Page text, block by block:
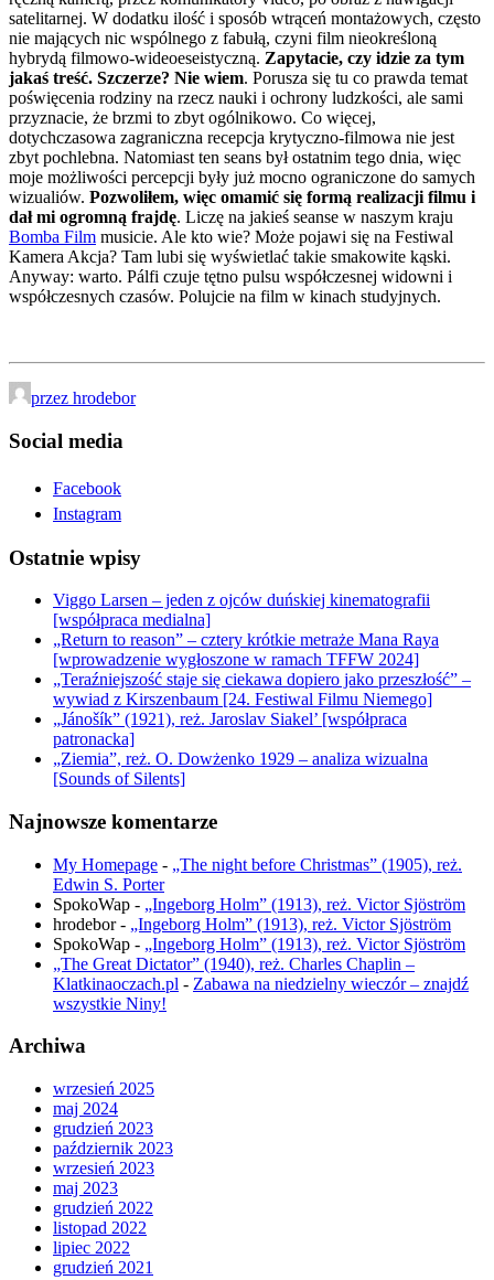
satelitarnej. W dodatku ilość i sposób wtrąceń montażowych, często
nie mających nic wspólnego z fabułą, czyni film nieokreśloną
hybrydą filmowo-wideoeseistyczną. Zapytacie, czy idzie za tym
jakaś treść. Szczerze? Nie wiem. Porusza się tu co prawda temat
poświęcenia rodziny na rzecz nauki i ochrony ludzkości, ale sami
przyznacie, że brzmi to zbyt ogólnikowo. Co więcej,
dotychczasowa zagraniczna recepcja krytyczno-filmowa nie jest
zbyt pochlebna. Natomiast ten seans był ostatnim tego dnia, więc
moje możliwości percepcji były już mocno ograniczone do samych
wizualiów. Pozwoliłem, więc omamić się formą realizacji filmu i
dał mi ogromną frajdę. Liczę na jakieś seanse w naszym kraju
Bomba Film musicie. Ale kto wie? Może pojawi się na Festiwal
Kamera Akcja? Tam lubi się wyświetlać takie smakowite kąski.
Anyway: warto. Pálfi czuje tętno pulsu współczesnej widowni i
współczesnych czasów. Polujcie na film w kinach studyjnych.
przez hrodebor
Social media
Facebook
Instagram
Ostatnie wpisy
Viggo Larsen – jeden z ojców duńskiej kinematografii
[współpraca medialna]
„Return to reason” – cztery krótkie metraże Mana Raya
[wprowadzenie wygłoszone w ramach TFFW 2024]
„Teraźniejszość staje się ciekawa dopiero jako przeszłość” –
wywiad z Kirszenbaum [24. Festiwal Filmu Niemego]
„Jánošík” (1921), reż. Jaroslav Siakel’ [współpraca
patronacka]
„Ziemia”, reż. O. Dowżenko 1929 – analiza wizualna
[Sounds of Silents]
Najnowsze komentarze
My Homepage - „The night before Christmas” (1905), reż.
Edwin S. Porter
SpokoWap - „Ingeborg Holm” (1913), reż. Victor Sjöström
hrodebor- „Ingeborg Holm” (1913), reż. Victor Sjöström
SpokoWap - „Ingeborg Holm” (1913), reż. Victor Sjöström
„The Great Dictator” (1940), reż. Charles Chaplin –
Klatkinaoczach.pl - Zabawa na niedzielny wieczór – znajdź
wszystkie Niny!
Archiwa
wrzesień 2025
maj 2024
grudzień 2023
październik 2023
wrzesień 2023
maj 2023
grudzień 2022
listopad 2022
lipiec 2022
grudzień 2021